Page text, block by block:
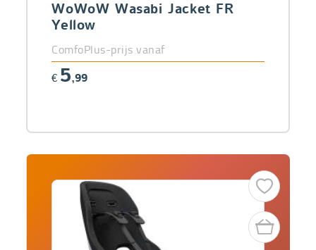
WoWoW Wasabi Jacket FR
Yellow
ComfoPlus-prijs vanaf
€ 5,99